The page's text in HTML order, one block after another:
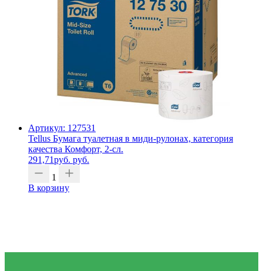
Артикул: 127531
Tellus Бумага туалетная в миди-рулонах, категория
качества Комфорт, 2-сл.
291,71руб. руб.
1
В корзину